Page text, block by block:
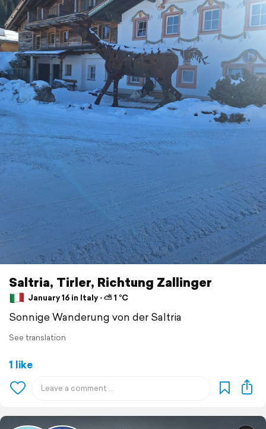
Saltria, Tirler, Richtung Zallinger
January 16 in Italy ⋅ ⛅ 1 °C
Sonnige Wanderung von der Saltria
See translation
1 like